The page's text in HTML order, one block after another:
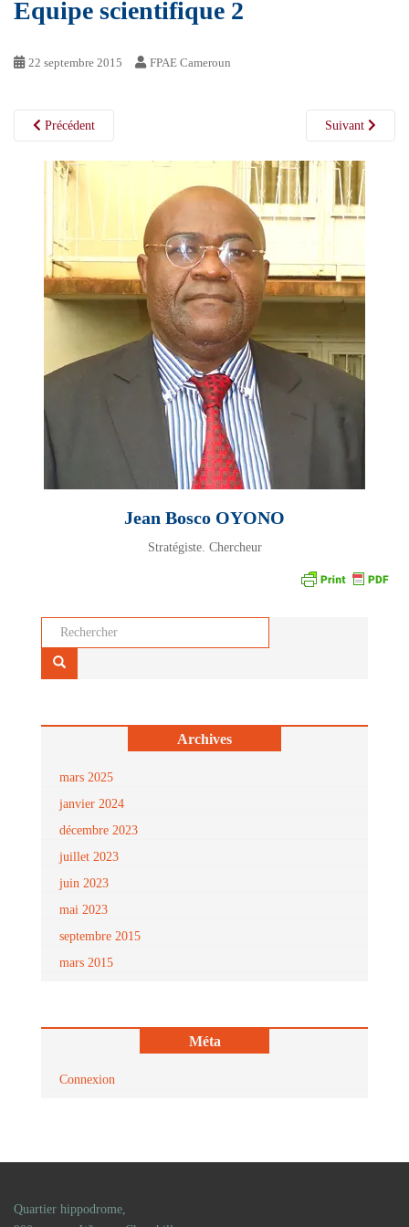
Equipe scientifique 2
22 septembre 2015 FPAE Cameroun
Précédent Suivant
Jean Bosco OYONO
Stratégiste. Chercheur
Archives
mars 2025
janvier 2024
décembre 2023
juillet 2023
juin 2023
mai 2023
septembre 2015
mars 2015
Méta
Connexion
Quartier hippodrome,